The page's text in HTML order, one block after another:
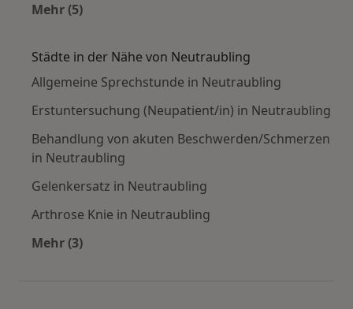
Mehr (5)
Städte in der Nähe von Neutraubling
Allgemeine Sprechstunde in Neutraubling
Erstuntersuchung (Neupatient/in) in Neutraubling
Behandlung von akuten Beschwerden/Schmerzen
in Neutraubling
Gelenkersatz in Neutraubling
Arthrose Knie in Neutraubling
Mehr (3)